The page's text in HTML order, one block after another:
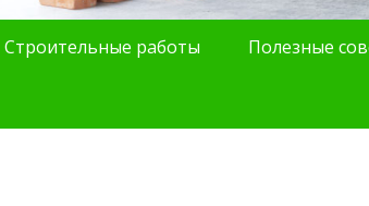
Строительные работы Полезные